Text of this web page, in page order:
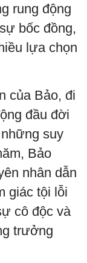
rung động
bốc đồng,
lựa chọn
của Bảo, đi
đầu đời
suy
Bảo
nhân dẫn
giác tội lỗi
cô độc và
trưởng